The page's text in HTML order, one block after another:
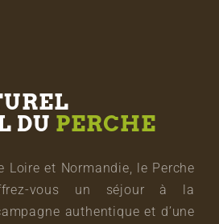
DU PERCHE
Loire et Normandie, le Perche
vous un séjour à la
authentique et d’une